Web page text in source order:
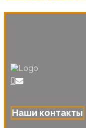
Наши контакты